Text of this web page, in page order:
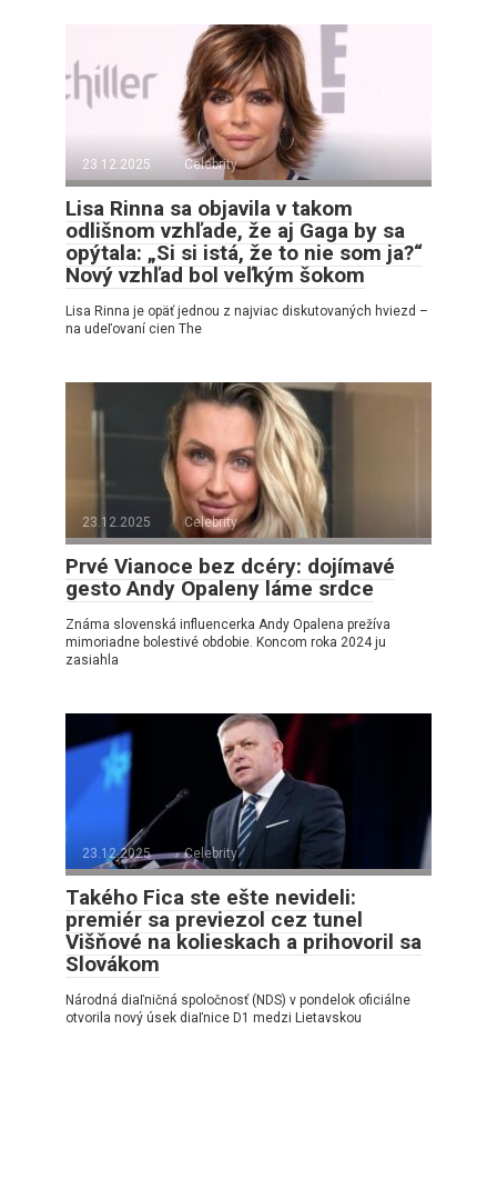
23.12.2025 Celebrity
Lisa Rinna sa objavila v takom
odlišnom vzhľade, že aj Gaga by sa
opýtala: „Si si istá, že to nie som ja?“
Nový vzhľad bol veľkým šokom
Lisa Rinna je opäť jednou z najviac diskutovaných hviezd –
na udeľovaní cien The
23.12.2025 Celebrity
Prvé Vianoce bez dcéry: dojímavé
gesto Andy Opaleny láme srdce
Známa slovenská influencerka Andy Opalena prežíva
mimoriadne bolestivé obdobie. Koncom roka 2024 ju
zasiahla
23.12.2025 Celebrity
Takého Fica ste ešte nevideli:
premiér sa previezol cez tunel
Višňové na kolieskach a prihovoril sa
Slovákom
Národná diaľničná spoločnosť (NDS) v pondelok oficiálne
otvorila nový úsek diaľnice D1 medzi Lietavskou